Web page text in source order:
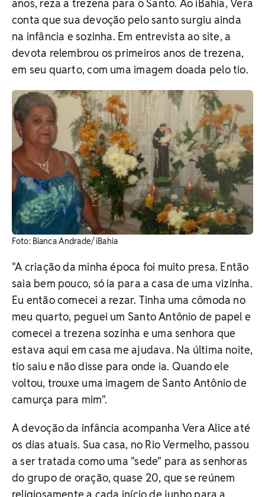
anos, reza a trezena para o Santo. Ao iBahia, Vera
conta que sua devoção pelo santo surgiu ainda
na infância e sozinha. Em entrevista ao site, a
devota relembrou os primeiros anos de trezena,
em seu quarto, com uma imagem doada pelo tio.
Foto: Bianca Andrade/ iBahia
"A criação da minha época foi muito presa. Então
saia bem pouco, só ia para a casa de uma vizinha.
Eu então comecei a rezar. Tinha uma cômoda no
meu quarto, peguei um Santo Antônio de papel e
comecei a trezena sozinha e uma senhora que
estava aqui em casa me ajudava. Na última noite,
tio saiu e não disse para onde ia. Quando ele
voltou, trouxe uma imagem de Santo Antônio de
camurça para mim".
A devoção da infância acompanha Vera Alice até
os dias atuais. Sua casa, no Rio Vermelho, passou
a ser tratada como uma "sede" para as senhoras
do grupo de oração, quase 20, que se reúnem